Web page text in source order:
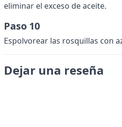
eliminar el exceso de aceite.
Paso 10
Espolvorear las rosquillas con
Dejar una reseña